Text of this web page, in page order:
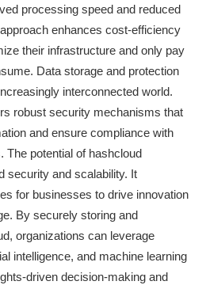
processing speed and reduced
enhances cost-efficiency
their infrastructure and only pay
Data storage and protection
interconnected world.
robust security mechanisms that
and ensure compliance with
The potential of hashcloud
security and scalability. It
for businesses to drive innovation
By securely storing and
organizations can leverage
intelligence, and machine learning
driven decision-making and